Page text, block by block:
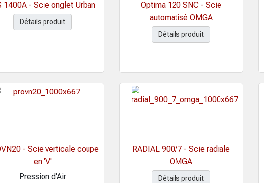
1400A - Scie onglet Urban
Détails produit
Optima 120 SNC - Scie
automatisé OMGA
Détails produit
- Scie verticale coupe
en 'V'
Pression d'Air
RADIAL 900/7 - Scie radiale
OMGA
Détails produit